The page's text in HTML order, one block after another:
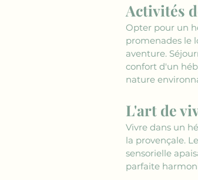
Activités
Opter pour un
promenades le
aventure.
confort d'un
nature
L'art de
Vivre dans un
la provençale.
sensorielle
parfaite